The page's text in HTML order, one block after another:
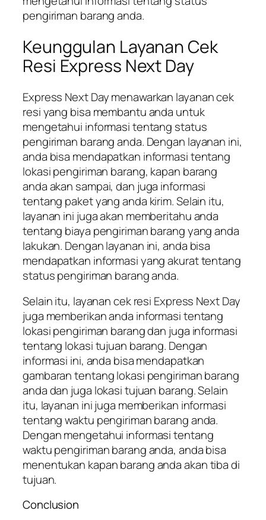
pengiriman barang anda.
Keunggulan Layanan Cek
Resi Express Next Day
Express Next Day menawarkan layanan cek
resi yang bisa membantu anda untuk
mengetahui informasi tentang status
pengiriman barang anda. Dengan layanan ini,
anda bisa mendapatkan informasi tentang
lokasi pengiriman barang, kapan barang
anda akan sampai, dan juga informasi
tentang paket yang anda kirim. Selain itu,
layanan ini juga akan memberitahu anda
tentang biaya pengiriman barang yang anda
lakukan. Dengan layanan ini, anda bisa
mendapatkan informasi yang akurat tentang
status pengiriman barang anda.
Selain itu, layanan cek resi Express Next Day
juga memberikan anda informasi tentang
lokasi pengiriman barang dan juga informasi
tentang lokasi tujuan barang. Dengan
informasi ini, anda bisa mendapatkan
gambaran tentang lokasi pengiriman barang
anda dan juga lokasi tujuan barang. Selain
itu, layanan ini juga memberikan informasi
tentang waktu pengiriman barang anda.
Dengan mengetahui informasi tentang
waktu pengiriman barang anda, anda bisa
menentukan kapan barang anda akan tiba di
tujuan.
Conclusion